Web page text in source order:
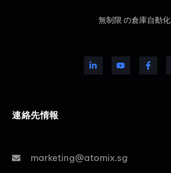
無制限 の倉庫自動化
連絡先情報
marketing@atomix.sg